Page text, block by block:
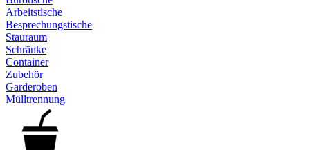
Arbeitstische
Besprechungstische
Stauraum
Schränke
Container
Zubehör
Garderoben
Mülltrennung